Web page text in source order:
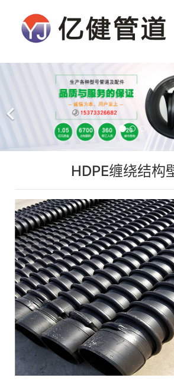
公司简介
成功案例
厂区厂貌
荣誉资质
联系我们
HDPE缠绕结构